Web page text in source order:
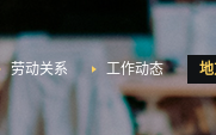
工作动态
劳动关系